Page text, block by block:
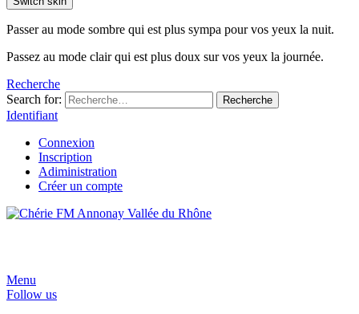
Passer au mode sombre qui est plus sympa pour vos yeux la nuit.
Passez au mode clair qui est plus doux sur vos yeux la journée.
Recherche
Search for:
Recherche
Identifiant
Connexion
Inscription
Adiministration
Créer un compte
Menu
Follow us